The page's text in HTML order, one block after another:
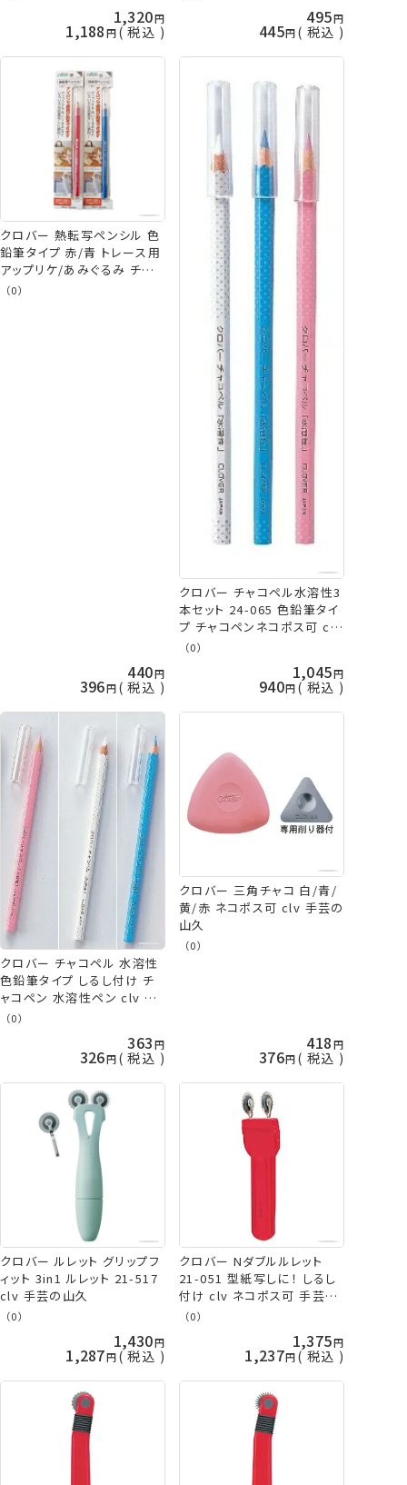
1,320
1,188 税込
495
445 税込
クロバー 熱転写ペンシル 色
鉛筆タイプ 赤/青 トレース用
アップリケ/あみぐるみ チャコ
ペン clv ネコポス可 手芸の
（0）
440
396 税込
クロバー チャコペル水溶性3
本セット 24-065 色鉛筆タイ
プ チャコペンネコポス可 clv
手芸の山久
（0）
1,045
940 税込
クロバー チャコペル 水溶性
色鉛筆タイプ しるし付け チ
ャコペン 水溶性ペン clv ネ
コポス可 手芸の山久
（0）
363
326 税込
クロバー 三角チャコ 白/青/
黄/赤 ネコポス可 clv 手芸の
山久
（0）
418
376 税込
クロバー ルレット グリップフ
ィット 3in1 ルレット 21-517
clv 手芸の山久
（0）
1,430
1,287 税込
クロバー Nダブルルレット
21-051 型紙写しに！ しるし
付け clv ネコポス可 手芸の
山久
（0）
1,375
1,237 税込